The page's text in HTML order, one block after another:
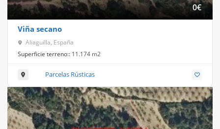
0€
Viña secano
Aliaguilla, España
Superficie terreno:: 11.174 m2
Parcelas Rústicas